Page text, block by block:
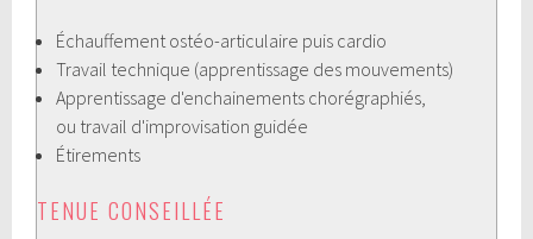
Échauffement ostéo-articulaire puis cardio
Travail technique (apprentissage des mouvements)
Apprentissage d'enchainements chorégraphiés,
ou travail d'improvisation guidée
Étirements
TENUE CONSEILLÉE